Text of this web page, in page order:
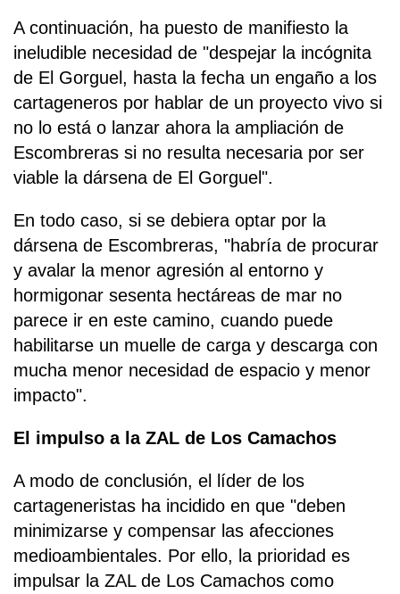
A continuación, ha puesto de manifiesto la
ineludible necesidad de "despejar la incógnita
de El Gorguel, hasta la fecha un engaño a los
cartageneros por hablar de un proyecto vivo si
no lo está o lanzar ahora la ampliación de
Escombreras si no resulta necesaria por ser
viable la dársena de El Gorguel".
En todo caso, si se debiera optar por la
dársena de Escombreras, "habría de procurar
y avalar la menor agresión al entorno y
hormigonar sesenta hectáreas de mar no
parece ir en este camino, cuando puede
habilitarse un muelle de carga y descarga con
mucha menor necesidad de espacio y menor
impacto".
El impulso a la ZAL de Los Camachos
A modo de conclusión, el líder de los
cartageneristas ha incidido en que "deben
minimizarse y compensar las afecciones
medioambientales. Por ello, la prioridad es
impulsar la ZAL de Los Camachos como